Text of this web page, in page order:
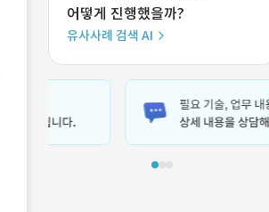
어떻게 진행했을까?
유사사례 검색 AI